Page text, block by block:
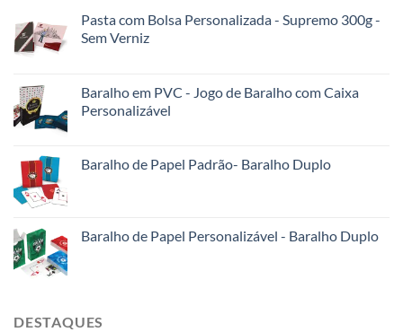
Pasta com Bolsa Personalizada - Supremo 300g -
Sem Verniz
Baralho em PVC - Jogo de Baralho com Caixa
Personalizável
Baralho de Papel Padrão- Baralho Duplo
Baralho de Papel Personalizável - Baralho Duplo
DESTAQUES